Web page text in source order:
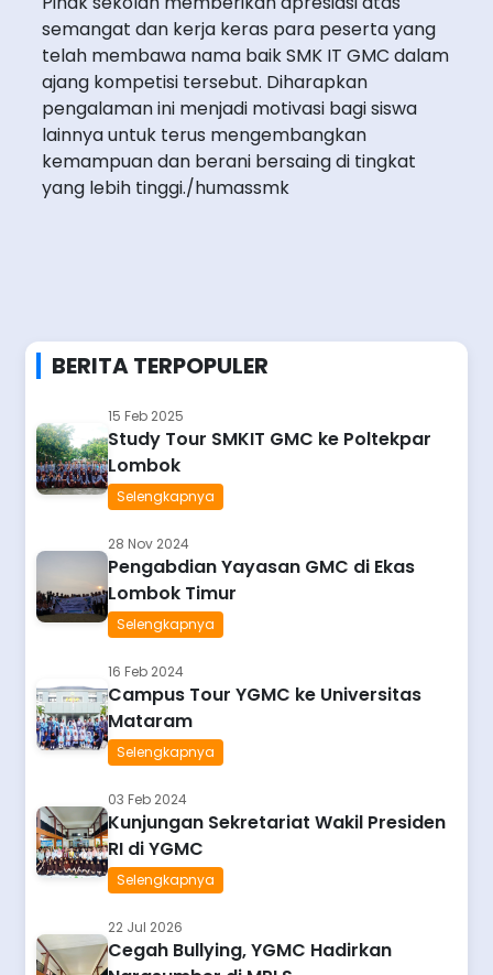
semangat dan kerja keras para peserta yang
telah membawa nama baik SMK IT GMC dalam
ajang kompetisi tersebut. Diharapkan
pengalaman ini menjadi motivasi bagi siswa
lainnya untuk terus mengembangkan
kemampuan dan berani bersaing di tingkat
yang lebih tinggi./humassmk
BERITA TERPOPULER
15 Feb 2025
Study Tour SMKIT GMC ke Poltekpar
Lombok
Selengkapnya
28 Nov 2024
Pengabdian Yayasan GMC di Ekas
Lombok Timur
Selengkapnya
16 Feb 2024
Campus Tour YGMC ke Universitas
Mataram
Selengkapnya
03 Feb 2024
Kunjungan Sekretariat Wakil Presiden
RI di YGMC
Selengkapnya
22 Jul 2026
Cegah Bullying, YGMC Hadirkan